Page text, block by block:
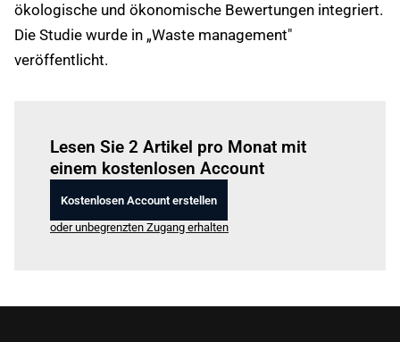
ökologische und ökonomische Bewertungen integriert.
Die Studie wurde in „Waste management"
veröffentlicht.
Lesen Sie 2 Artikel pro Monat mit
einem kostenlosen Account
Kostenlosen Account erstellen
oder unbegrenzten Zugang erhalten